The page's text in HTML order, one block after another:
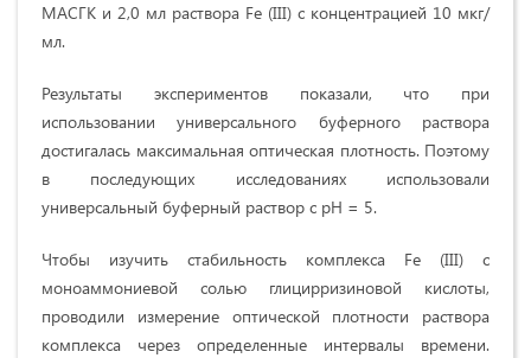
МАСГК и 2,0 мл раствора Fe (III) с концентрацией 10 мкг/
мл.
Результаты экспериментов показали, что при
использовании универсального буферного раствора
достигалась максимальная оптическая плотность. Поэтому
в последующих исследованиях использовали
универсальный буферный раствор с pH = 5.
Чтобы изучить стабильность комплекса Fe (III) с
моноаммониевой солью глицирризиновой кислоты,
проводили измерение оптической плотности раствора
комплекса через определенные интервалы времени.